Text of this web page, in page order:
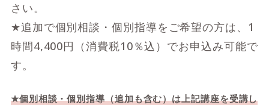
さい。
★追加で個別相談・個別指導をご希望の方は、1
時間4,400円（消費税10％込）でお申込み可能で
す。
★個別相談・個別指導（追加も含む）は上記講座を受講し